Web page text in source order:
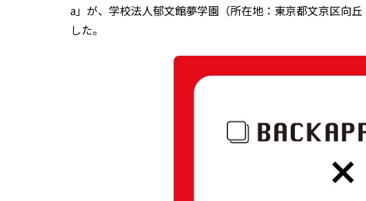
a」が、学校法人郁文館夢学園（所在地：東京都文京区向
した。